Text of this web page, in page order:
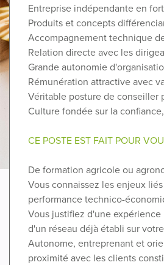
Entreprise indépendante en
Produits et concepts
Accompagnement technique
Relation directe avec les
Grande autonomie
Rémunération attractive avec
Véritable posture de conseiller
Culture fondée sur la
CE POSTE EST FAIT POUR
De formation agricole ou
Vous connaissez les enjeux
performance technico-
Vous justifiez d'une
d'un réseau déjà établi sur
Autonome, entreprenant et
proximité avec les clients